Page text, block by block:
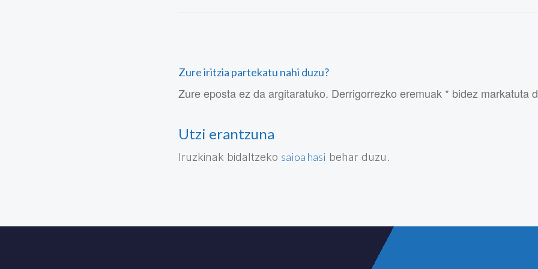
Zure iritzia partekatu nahi duzu?
Zure eposta ez da argitaratuko. Derrigorrezko eremuak * bidez markatuta
Utzi erantzuna
Iruzkinak bidaltzeko saioa hasi behar duzu.